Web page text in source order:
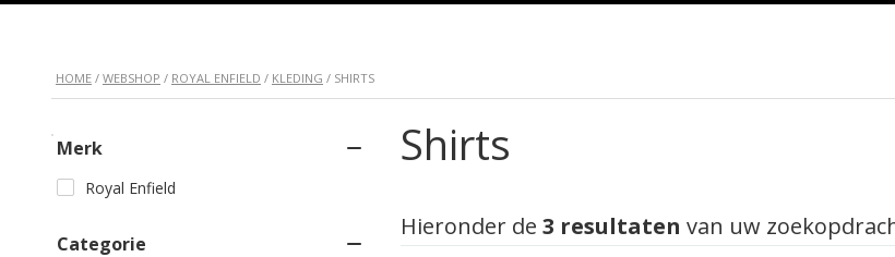
HOME / WEBSHOP / ROYAL ENFIELD / KLEDING / SHIRTS
Shirts
Hieronder de 3 resultaten van uw
Merk
Royal Enfield
Categorie